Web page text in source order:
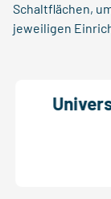
Schaltflächen,
jeweiligen